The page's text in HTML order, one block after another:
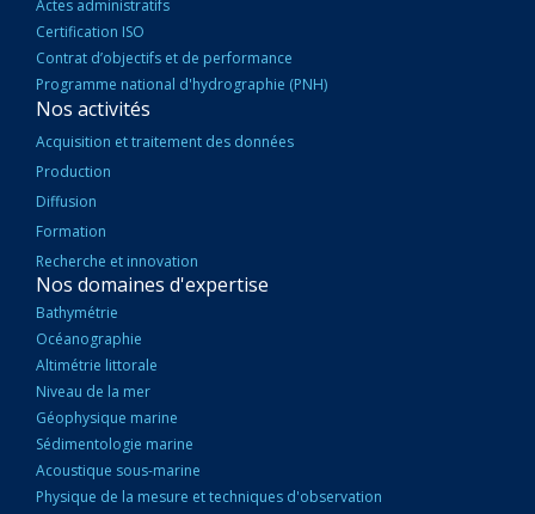
Actes administratifs
Certification ISO
Contrat d’objectifs et de performance
Programme national d'hydrographie (PNH)
Nos activités
Acquisition et traitement des données
Production
Diffusion
Formation
Recherche et innovation
Nos domaines d'expertise
Bathymétrie
Océanographie
Altimétrie littorale
Niveau de la mer
Géophysique marine
Sédimentologie marine
Acoustique sous-marine
Physique de la mesure et techniques d'observation